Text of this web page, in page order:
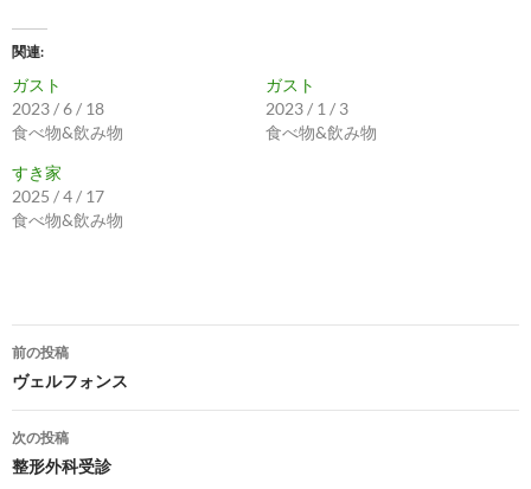
関連
ガスト
2023 / 6 / 18
食べ物&飲み物
ガスト
2023 / 1 / 3
食べ物&飲み物
すき家
2025 / 4 / 17
食べ物&飲み物
投
稿
ナ
ビ
前の投稿
ヴェルフォンス
次の投稿
整形外科受診